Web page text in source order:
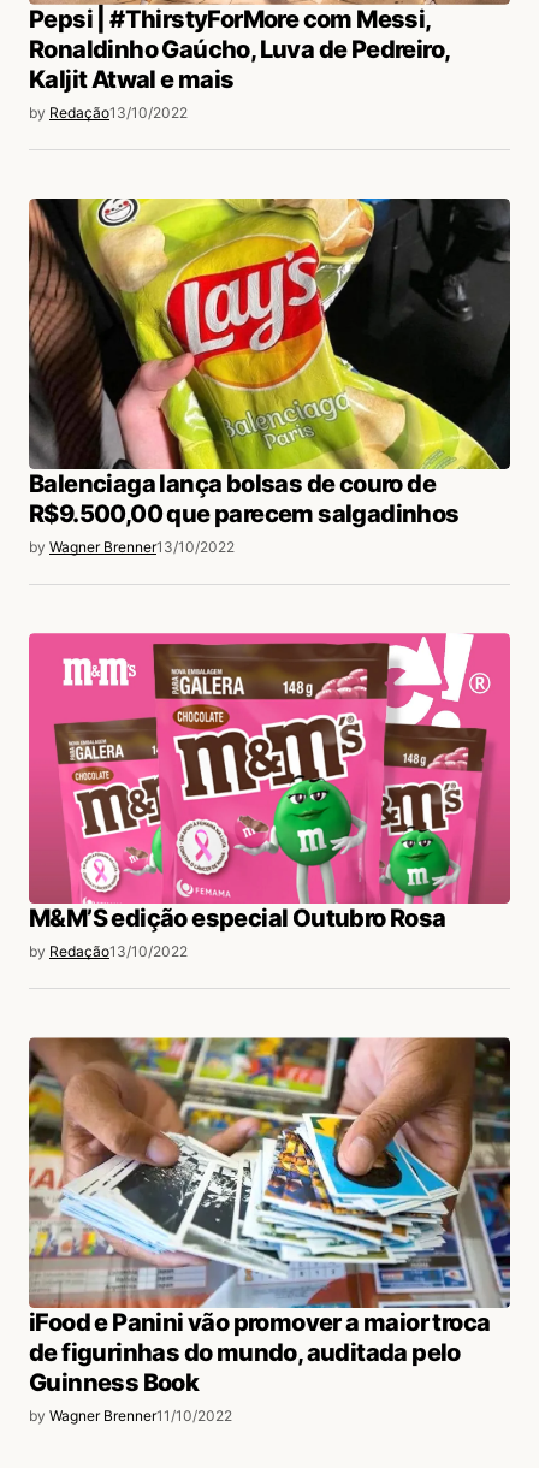
Pepsi | #ThirstyForMore com Messi,
Ronaldinho Gaúcho, Luva de Pedreiro,
Kaljit Atwal e mais
by Redação13/10/2022
Balenciaga lança bolsas de couro de
R$9.500,00 que parecem salgadinhos
by Wagner Brenner13/10/2022
M&M’S edição especial Outubro Rosa
by Redação13/10/2022
iFood e Panini vão promover a maior troca
de figurinhas do mundo, auditada pelo
Guinness Book
by Wagner Brenner11/10/2022